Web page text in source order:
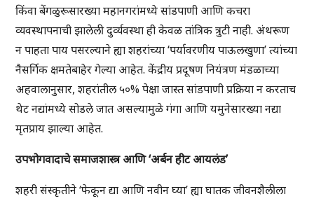
किंवा बेंगळुरूसारख्या महानगरांमध्ये सांडपाणी आणि कचरा
व्यवस्थापनाची झालेली दुर्व्यवस्था ही केवळ तांत्रिक त्रुटी नाही. अंथरूण
न पाहता पाय पसरल्याने ह्या शहरांच्या ‘पर्यावरणीय पाऊलखुणा’ त्यांच्या
नैसर्गिक क्षमतेबाहेर गेल्या आहेत. केंद्रीय प्रदूषण नियंत्रण मंडळाच्या
अहवालानुसार, शहरांतील ५०% पेक्षा जास्त सांडपाणी प्रक्रिया न करताच
थेट नद्यांमध्ये सोडले जात असल्यामुळे गंगा आणि यमुनेसारख्या नद्या
मृतप्राय झाल्या आहेत.
उपभोगवादाचे समाजशास्त्र आणि ‘अर्बन हीट आयलंड’
शहरी संस्कृतीने ‘फेकून द्या आणि नवीन घ्या’ ह्या घातक जीवनशैलीला